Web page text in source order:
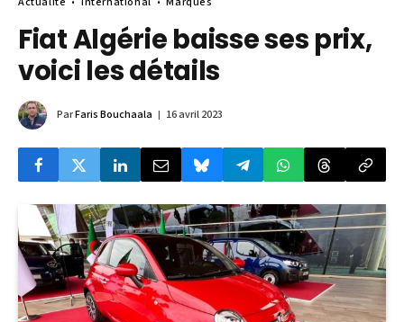
Fiat Algérie baisse ses prix,
voici les détails
ParFaris Bouchaala 16 avril 2023